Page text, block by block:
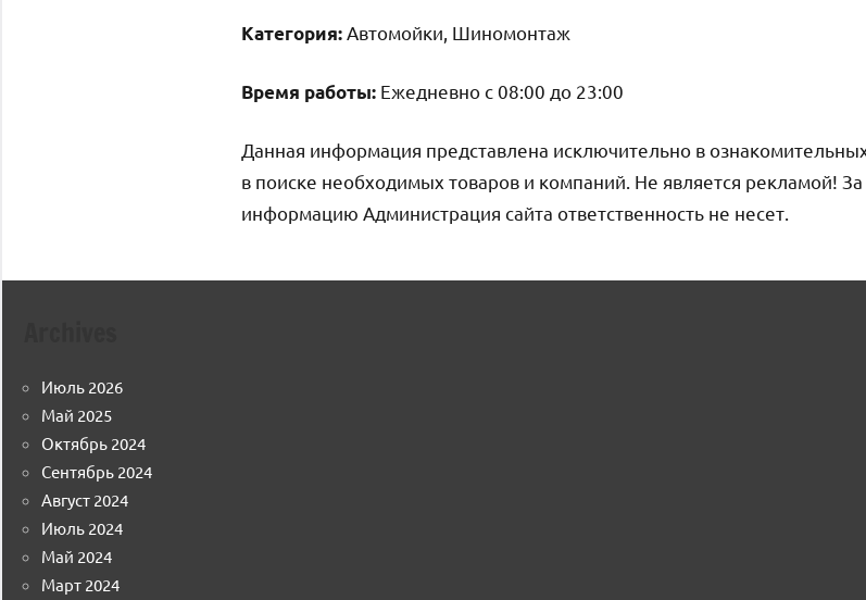
Категория: Автомойки, Шиномонтаж
Время работы: Ежедневно с 08:00 до 23:00
Данная информация представлена исключительно в
в поиске необходимых товаров и компаний. Не является рекламой!
информацию Администрация сайта ответственность не несет.
Июль 2026
Май 2025
Октябрь 2024
Сентябрь 2024
Август 2024
Июль 2024
Май 2024
Март 2024